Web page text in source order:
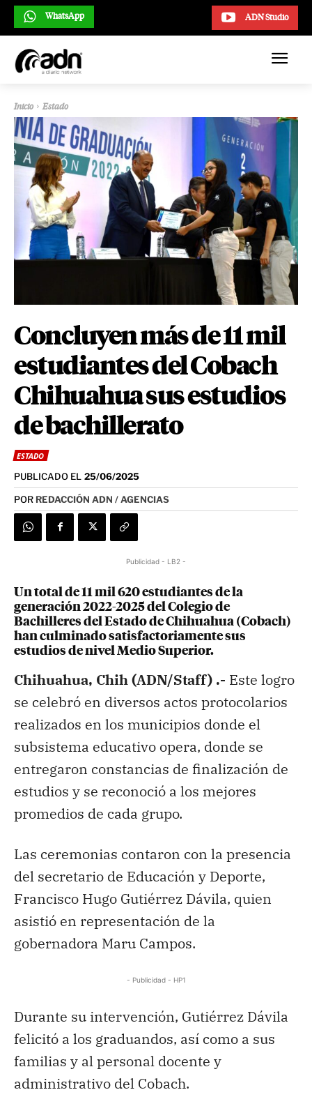
ADN Studio
WhatsApp
Inicio Estado
Concluyen más de 11 mil
estudiantes del Cobach
Chihuahua sus estudios
de bachillerato
ESTADO
PUBLICADO EL 25/06/2025
POR REDACCIÓN ADN / AGENCIAS
Publicidad - LB2 -
Un total de 11 mil 620 estudiantes de la
generación 2022-2025 del Colegio de
Bachilleres del Estado de Chihuahua (Cobach)
han culminado satisfactoriamente sus
estudios de nivel Medio Superior.
Chihuahua, Chih (ADN/Staff) .- Este logro
se celebró en diversos actos protocolarios
realizados en los municipios donde el
subsistema educativo opera, donde se
entregaron constancias de finalización de
estudios y se reconoció a los mejores
promedios de cada grupo.
Las ceremonias contaron con la presencia
del secretario de Educación y Deporte,
Francisco Hugo Gutiérrez Dávila, quien
asistió en representación de la
gobernadora Maru Campos.
- Publicidad - HP1
Durante su intervención, Gutiérrez Dávila
felicitó a los graduandos, así como a sus
familias y al personal docente y
administrativo del Cobach.